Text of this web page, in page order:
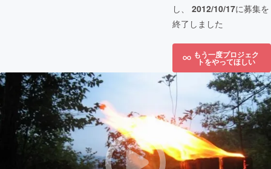
し、 2012/10/17に募集を
終了しました
もう一度プロジェク
トをやってほしい